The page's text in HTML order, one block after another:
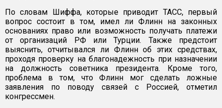
По словам Шиффа, которые приводит ТАСС, первый
вопрос состоит в том, имел ли Флинн на законных
основаниях право или возможность получать платежи
от организаций РФ или Турции. Также предстоит
выяснить, отчитывался ли Флинн об этих средствах,
проходя проверку на благонадежность при назначении
на должность советника президента. Кроме того,
проблема в том, что Флинн мог сделать ложные
заявления по поводу связей с Россией, отметил
конгрессмен.